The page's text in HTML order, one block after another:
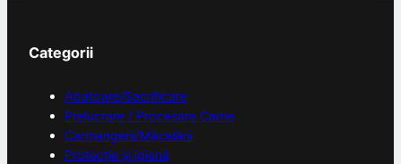
Categorii
Abatoare/Sacrificare
Prelucrare / Procesare Carne
Carmangerii/Măcelării
Protecție și igienă